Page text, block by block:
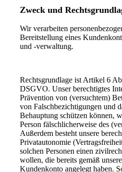
Zweck und
Wir verarbeiten
Bereitstellung eines
und -verwaltung.
Rechtsgrundlage ist Artikel 6
DSGVO. Unser berechtigtes
Prävention von (versuchtem)
von Falschbezichtigungen und
Behauptung schützen können,
Person fälschlicherweise des
Außerdem besteht unsere
Privatautonomie
solchen Personen einen
wollen, die bereits gemäß
Kundenkonto angelegt haben.